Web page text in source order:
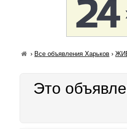
› Все объявления Харьков ›
Это